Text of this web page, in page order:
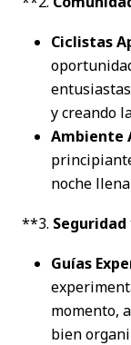
Ciclistas
y creando
Ambiente
noche
**3.
Guías
momento,
bien